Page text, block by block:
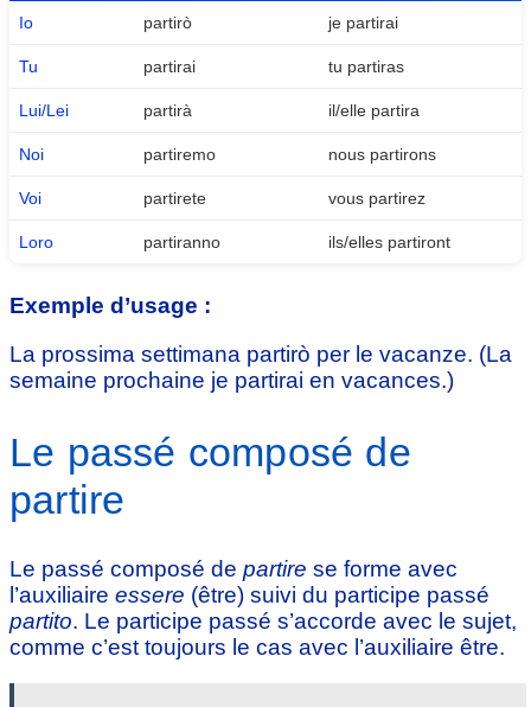
Io partirò je partirai
Tu partirai tu partiras
Lui/Lei partirà il/elle partira
Noi partiremo nous partirons
Voi partirete vous partirez
Loro partiranno ils/elles partiront
Exemple d’usage :
La prossima settimana partirò per le vacanze. (La
semaine prochaine je partirai en vacances.)
Le passé composé de
partire
Le passé composé de partire se forme avec
l’auxiliaire essere (être) suivi du participe passé
partito. Le participe passé s’accorde avec le sujet,
comme c’est toujours le cas avec l’auxiliaire être.